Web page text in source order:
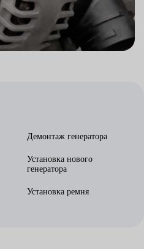
Демонтаж генератора
Установка нового
генератора
Установка ремня